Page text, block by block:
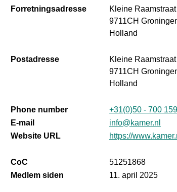
Forretningsadresse
Kleine
9711CH
Holland
Postadresse
Kleine
9711CH
Holland
Phone number
+31(0)50 - 700
E-mail
info@kamer.nl
Website URL
https://
CoC
51251868
Medlem siden
11. april 2025